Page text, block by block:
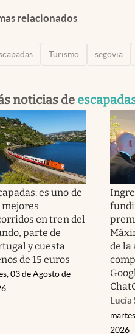
relacionados
Turismo segovia
noticias de
es uno de
mejores
en tren del
parte de
y cuesta
de 15 euros
03 de Agosto de
de la
Lucía
2026